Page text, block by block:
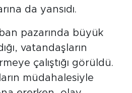
da yansıdı.
pazarında büyük
vatandaşların
çalıştığı görüldü.
müdahalesiyle